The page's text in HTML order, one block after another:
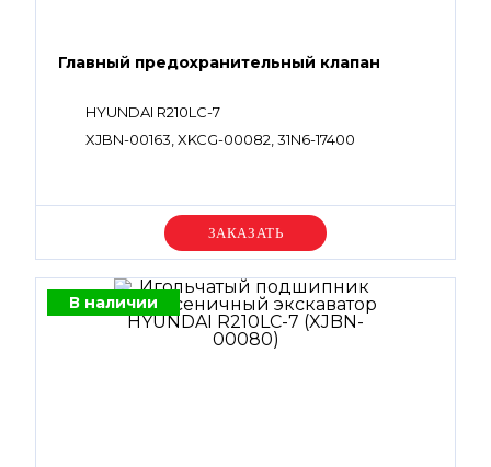
Главный предохранительный клапан
HYUNDAI R210LC-7
XJBN-00163, XKCG-00082, 31N6-17400
Уточняйте цену
В наличии